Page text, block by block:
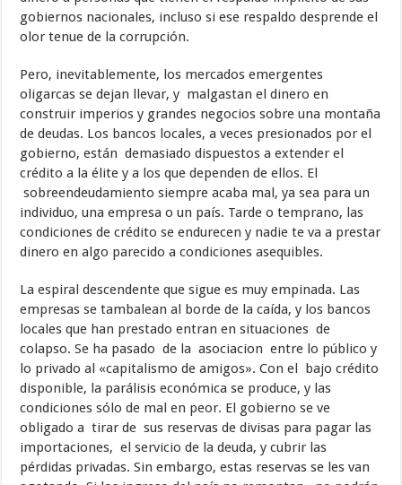
gobiernos nacionales, incluso si ese respaldo desprende el
olor tenue de la corrupción.
Pero, inevitablemente, los mercados emergentes
oligarcas se dejan llevar, y malgastan el dinero en
construir imperios y grandes negocios sobre una montaña
de deudas. Los bancos locales, a veces presionados por el
gobierno, están demasiado dispuestos a extender el
crédito a la élite y a los que dependen de ellos. El
sobreendeudamiento siempre acaba mal, ya sea para un
individuo, una empresa o un país. Tarde o temprano, las
condiciones de crédito se endurecen y nadie te va a prestar
dinero en algo parecido a condiciones asequibles.
La espiral descendente que sigue es muy empinada. Las
empresas se tambalean al borde de la caída, y los bancos
locales que han prestado entran en situaciones de
colapso. Se ha pasado de la asociacion entre lo público y
lo privado al «capitalismo de amigos». Con el bajo crédito
disponible, la parálisis económica se produce, y las
condiciones sólo de mal en peor. El gobierno se ve
obligado a tirar de sus reservas de divisas para pagar las
importaciones, el servicio de la deuda, y cubrir las
pérdidas privadas. Sin embargo, estas reservas se les van